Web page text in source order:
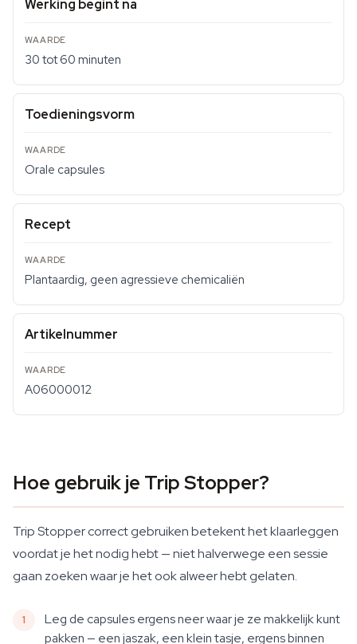
Werking begint na
30 tot 60 minuten
Toedieningsvorm
Orale capsules
Recept
Plantaardig, geen agressieve chemicaliën
Artikelnummer
A06000012
Hoe gebruik je Trip Stopper?
Trip Stopper correct gebruiken betekent het klaarleggen
voordat je het nodig hebt — niet halverwege een sessie
gaan zoeken waar je het ook alweer hebt gelaten.
Leg de capsules ergens neer waar je ze makkelijk kunt
pakken — een jaszak, een klein tasje, ergens binnen